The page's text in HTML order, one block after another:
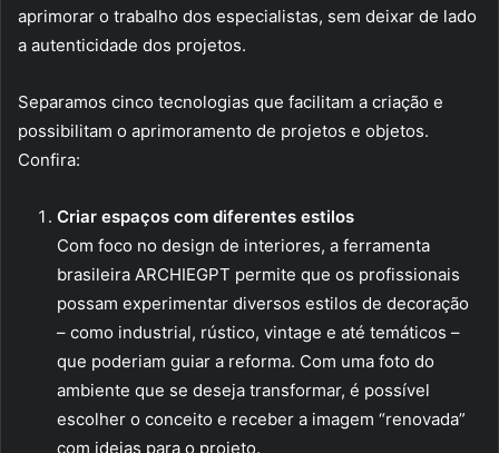
aprimorar o trabalho dos especialistas, sem deixar de lado
a autenticidade dos projetos.
Separamos cinco tecnologias que facilitam a criação e
possibilitam o aprimoramento de projetos e objetos.
Confira:
Criar espaços com diferentes estilos
Com foco no design de interiores, a ferramenta
brasileira ARCHIEGPT permite que os profissionais
possam experimentar diversos estilos de decoração
– como industrial, rústico, vintage e até temáticos –
que poderiam guiar a reforma. Com uma foto do
ambiente que se deseja transformar, é possível
escolher o conceito e receber a imagem “renovada”
com ideias para o projeto.